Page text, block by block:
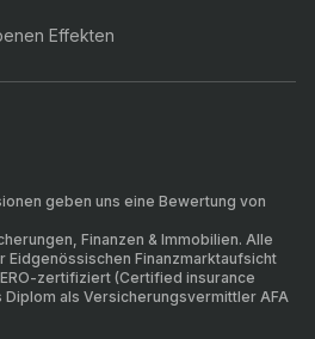
Effekten
geben uns eine Bewertung von
Finanzen & Immobilien. Alle
Eidgenössischen Finanzmarktaufsicht
zertifiziert (Certified insurance
als Versicherungsvermittler AFA